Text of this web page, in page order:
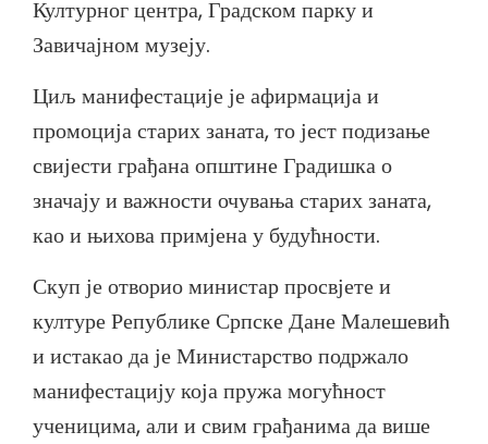
Културног центра, Градском парку и
Завичајном музеју.
Циљ манифестације је афирмација и
промоција старих заната, то јест подизање
свијести грађана општине Градишка о
значају и важности очувања старих заната,
као и њихова примјена у будућности.
Скуп је отворио министар просвјете и
културе Републике Српске Дане Малешевић
и истакао да је Министарство подржало
манифестацију која пружа могућност
ученицима, али и свим грађанима да више